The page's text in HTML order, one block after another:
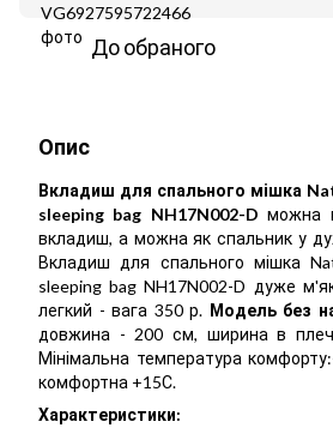
До обраного
Опис
Вкладиш для спального мішка
sleeping bag NH17N002-D можна
вкладиш, а можна як спальник у
Вкладиш для спального мішка
sleeping bag NH17N002-D дуже
легкий - вага 350 р. Модель без
довжина - 200 см, ширина в
Мінімальна температура
комфортна +15С.
Характеристики: